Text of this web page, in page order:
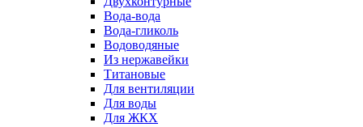
Вода-вода
Вода-гликоль
Водоводяные
Из нержавейки
Титановые
Для вентиляции
Для воды
Для ЖКХ